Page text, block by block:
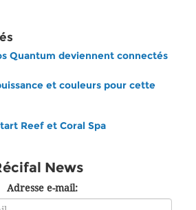
Quantum deviennent connectés
et couleurs pour cette
Reef et Coral Spa
News
Adresse e-mail: